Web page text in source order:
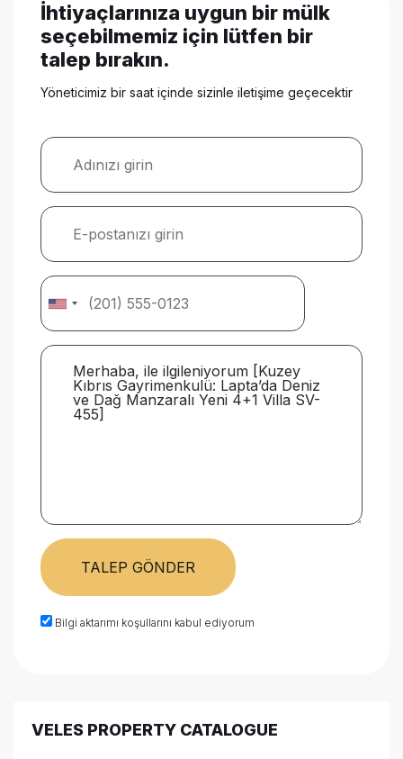
İhtiyaçlarınıza uygun bir mülk
seçebilmemiz için lütfen bir
talep bırakın.
Yöneticimiz bir saat içinde sizinle iletişime geçecektir
TALEP GÖNDER
Bilgi aktarımı koşullarını kabul ediyorum
VELES PROPERTY CATALOGUE